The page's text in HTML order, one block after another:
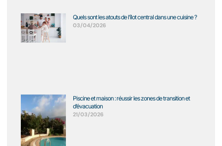
Quels sont les atouts de l’îlot central dans une cuisine ?
03/04/2026
Piscine et maison : réussir les zones de transition et
d’évacuation
21/03/2026